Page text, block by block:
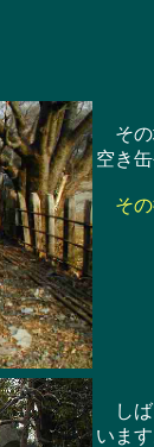
その
空き
そ
しば
います